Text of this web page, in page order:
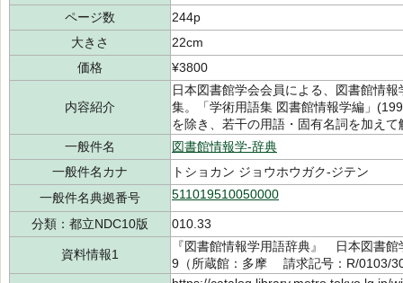
ページ数
244p
大きさ
22cm
価格
¥3800
内容紹介
日本図書館学会会員による、図書館情
集。「学術用語集 図書館情報学編」
を除き、若干の用語・固有名詞を加えて
一般件名
図書館情報学-辞典
一般件名カナ
トショカン ジョウホウガク-ジテン
一般件名典拠番号
511019510050000
分類：都立NDC10版 010.33
資料情報1
『図書館情報学用語辞典』 日本図書
9（所蔵館：多摩 請求記号：R/0103/